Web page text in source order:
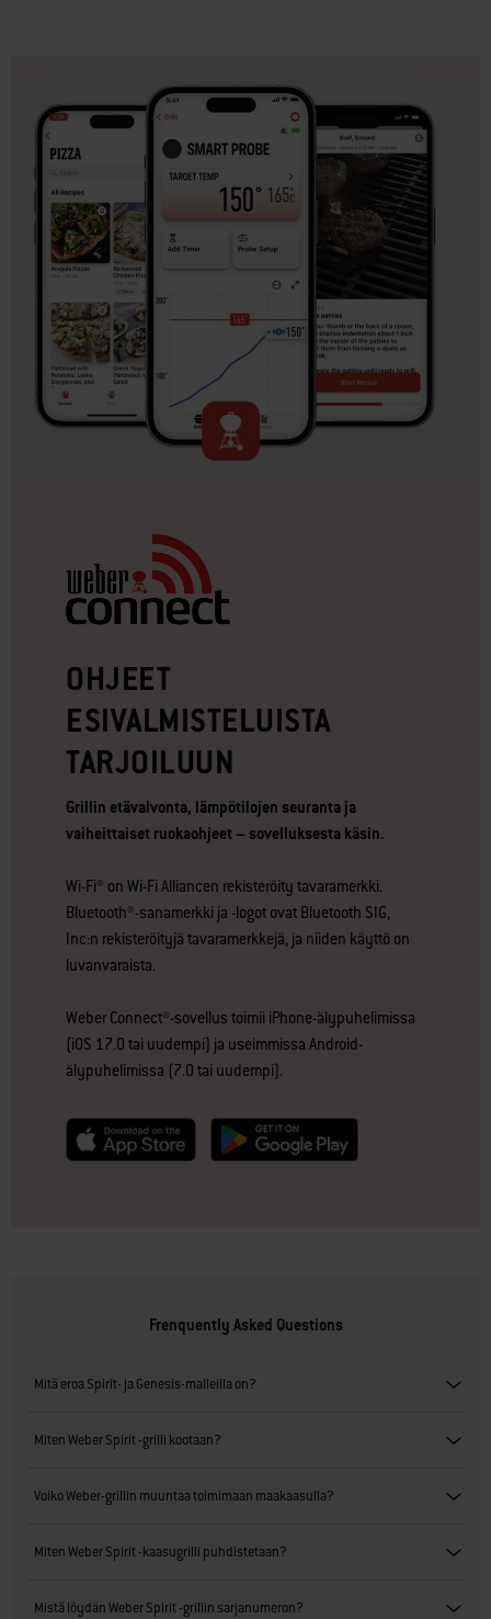
OHJEET
ESIVALMISTELUISTA
TARJOILUUN
Grillin etävalvonta, lämpötilojen seuranta ja
vaiheittaiset ruokaohjeet – sovelluksesta käsin.
Wi-Fi® on Wi-Fi Alliancen rekisteröity tavaramerkki.
Bluetooth®-sanamerkki ja -logot ovat Bluetooth SIG,
Inc:n rekisteröityjä tavaramerkkejä, ja niiden käyttö on
luvanvaraista.
Weber Connect®-sovellus toimii iPhone-älypuhelimissa
(iOS 17.0 tai uudempi) ja useimmissa Android-
älypuhelimissa (7.0 tai uudempi).
null
Frenquently Asked Questions
Mitä eroa Spirit- ja Genesis-malleilla on?
Miten Weber Spirit -grilli kootaan?
Voiko Weber-grillin muuntaa toimimaan maakaasulla?
Miten Weber Spirit -kaasugrilli puhdistetaan?
Mistä löydän Weber Spirit -grillin sarjanumeron?